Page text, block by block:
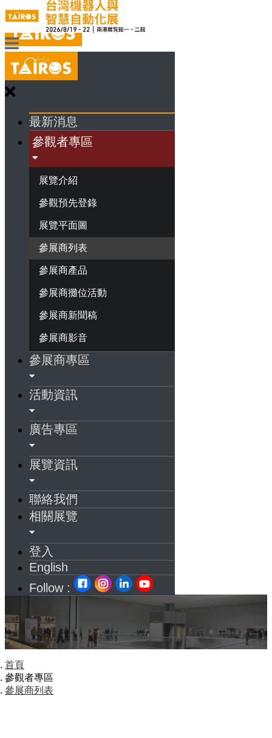
最新消息
參觀者專區
展覽介紹
參觀預先登錄
展覽平面圖
參展商列表
參展商產品
參展商攤位活動
參展商新聞稿
參展商影音
參展商專區
活動資訊
廣告專區
展覽資訊
聯絡我們
相關展覽
登入
English
Follow :
首頁
參觀者專區
參展商列表